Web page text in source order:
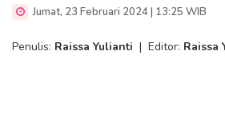
Jumat, 23 Februari 2024 | 13:25 WIB
Penulis: Raissa Yulianti | Editor: Raissa